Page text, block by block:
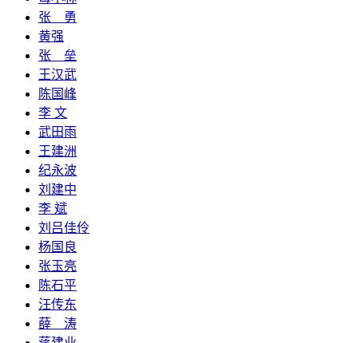
张 勇
黄强
张 垒
王汉武
陈国峰
李 文
武田雨
王建洲
纪永波
刘建中
李 斌
刘吕佳伶
杨国良
张玉亮
陈石平
汪传东
薛 涛